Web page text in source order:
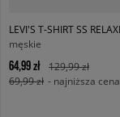
męskie
64,99 zł
129,99 zł
69,99 zł - najniższa cena